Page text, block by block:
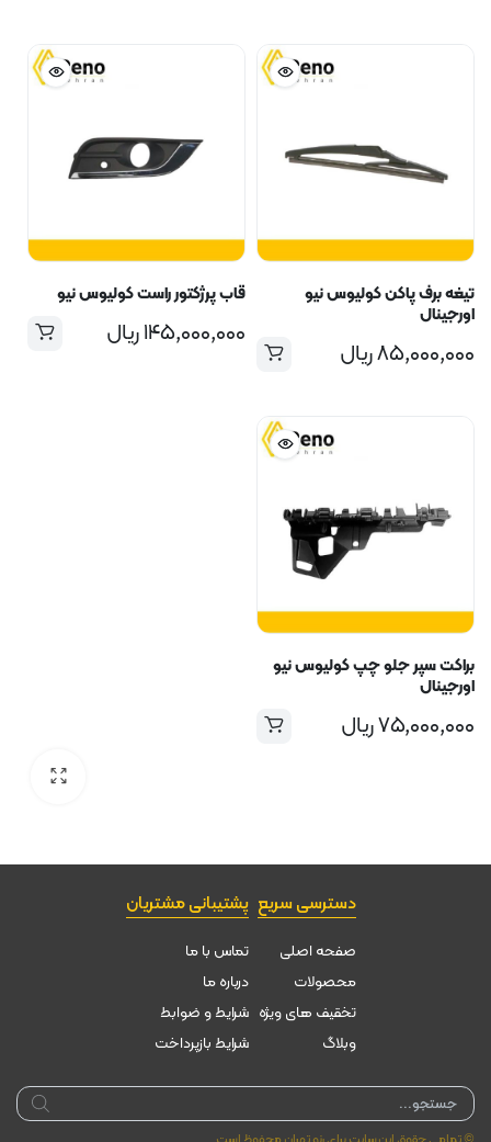
تیغه برف پاکن کولیوس نیو
اورجینال
۸۵,۰۰۰,۰۰۰ریال
قاب پرژکتور راست کولیوس نیو
۱۴۵,۰۰۰,۰۰۰ریال
براکت سپر جلو چپ کولیوس نیو
اورجینال
۷۵,۰۰۰,۰۰۰ریال
دسترسی سریع
صفحه اصلی
محصولات
تخقیف های ویژه
وبلاگ
پشتیبانی مشتریان
تماس با ما
درباره ما
شرایط و ضوابط
شرایط بازپرداخت
Products
search